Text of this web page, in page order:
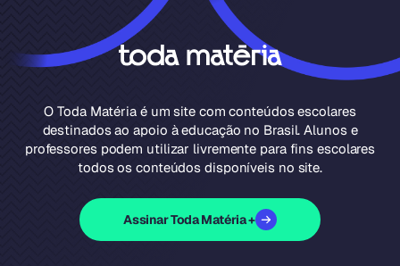
O Toda Matéria é um site com conteúdos escolares
destinados ao apoio à educação no Brasil. Alunos e
professores podem utilizar livremente para fins escolares
todos os conteúdos disponíveis no site.
Assinar Toda Matéria +